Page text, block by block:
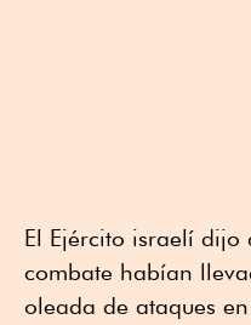
El Ejército israelí dijo
combate ⁠habían
oleada de ataques